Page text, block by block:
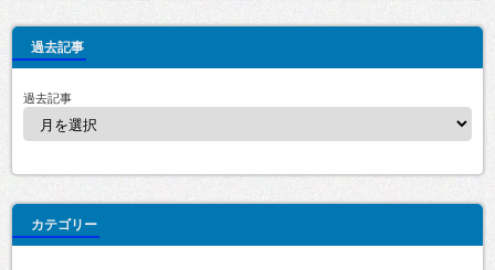
過去記事
過去記事
カテゴリー